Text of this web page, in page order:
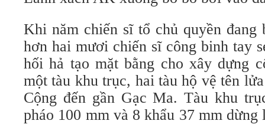
Khi năm chiến sĩ tổ chủ quyền đang
hơn hai mươi chiến sĩ công binh tay
hối hả tạo mặt bằng cho xây dựng
một tàu khu trục, hai tàu hộ vệ tên
Cộng đến gần Gạc Ma. Tàu khu
pháo 100 mm và 8 khẩu 37 mm